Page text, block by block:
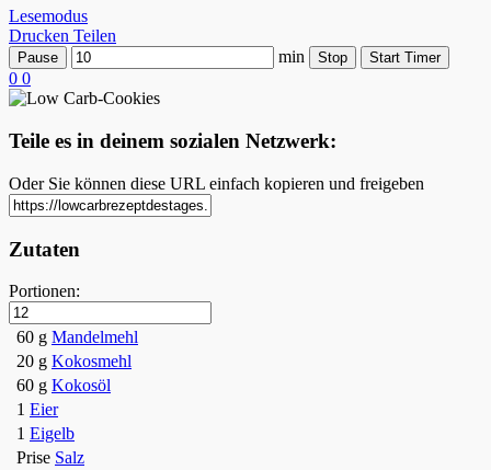
Lesemodus
Drucken Teilen
Pause min Stop Start Timer
0 0
Teile es in deinem sozialen Netzwerk:
Oder Sie können diese URL einfach kopieren und freigeben
Zutaten
Portionen:
60 g Mandelmehl
20 g Kokosmehl
60 g Kokosöl
1 Eier
1 Eigelb
Prise Salz